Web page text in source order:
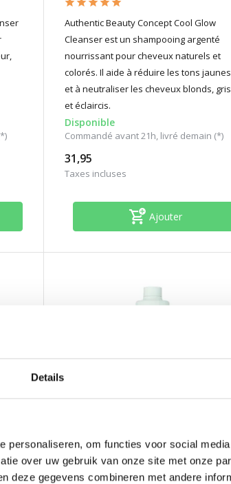
Details
personaliseren, om functies voor social
over uw gebruik van onze site met onze
deze gegevens combineren met andere
Authentic Beauty Concept Cool Glow
Cleanser est un shampooing argenté
nourrissant pour cheveux naturels et
colorés. Il aide à réduire les tons jaunes
et à neutraliser les cheveux blonds, gris
et éclaircis.
Disponible
Commandé avant 21h, livré demain (*)
31,95
Taxes incluses
Ajouter
Authentic Beauty Concept
Amplify Cleanser